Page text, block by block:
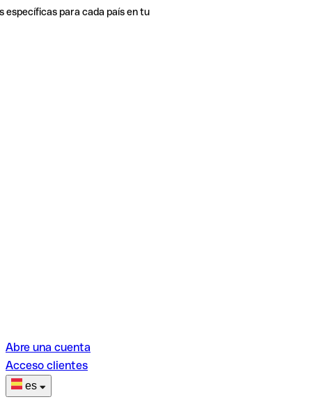
específicas para cada país en tu
Abre una cuenta
Acceso clientes
es